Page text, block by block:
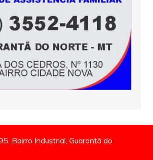
Bairro Industrial, Guarantã do